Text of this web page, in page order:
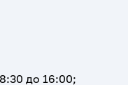
до 16:00;